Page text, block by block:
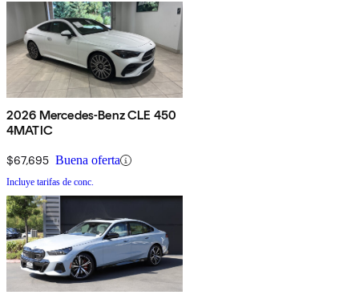
2026 Mercedes-Benz CLE 450
4MATIC
$67,695 Buena oferta
Incluye tarifas de conc.